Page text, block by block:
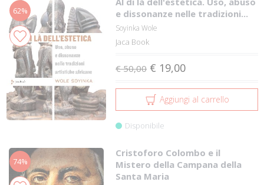
62%
e dissonanze nelle tradizioni...
Soyinka Wole
Jaca Book
€ 50,00 € 19,00
Aggiungi al carrello
Disponibile
74%
Cristoforo Colombo e il
Mistero della Campana della
Santa Maria